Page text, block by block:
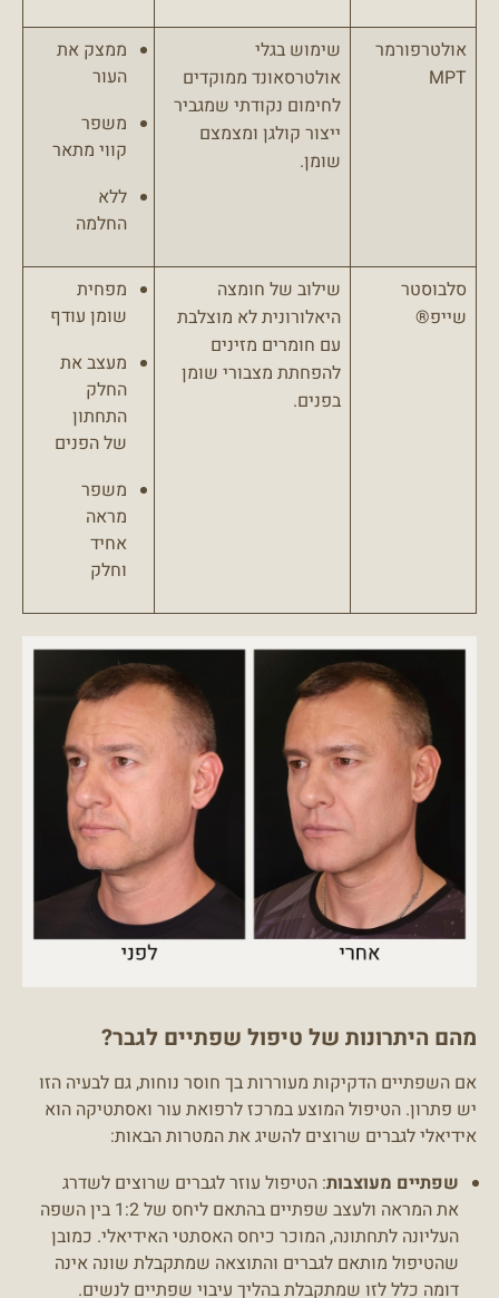
אולטרפורמר
MPT
שימוש בגלי
אולטרסאונד ממוקדים
לחימום נקודתי שמגביר
ייצור קולגן ומצמצם
שומן.
ממצק את
העור
משפר
קווי מתאר
ללא
החלמה
סלבוסטר
שייפ®
שילוב של חומצה
היאלורונית לא מוצלבת
עם חומרים מזינים
להפחתת מצבורי שומן
בפנים.
מפחית
שומן עודף
מעצב את
החלק
התחתון
של הפנים
משפר
מראה
אחיד
וחלק
מהם היתרונות של טיפול שפתיים לגבר?
אם השפתיים הדקיקות מעוררות בך חוסר נוחות, גם לבעיה הזו
יש פתרון. הטיפול המוצע במרכז לרפואת עור ואסתטיקה הוא
אידיאלי לגברים שרוצים להשיג את המטרות הבאות:
שפתיים מעוצבות: הטיפול עוזר לגברים שרוצים לשדרג
את המראה ולעצב שפתיים בהתאם ליחס של 1:2 בין השפה
העליונה לתחתונה, המוכר כיחס האסתטי האידיאלי. כמובן
שהטיפול מותאם לגברים והתוצאה שמתקבלת שונה אינה
דומה כלל לזו שמתקבלת בהליך עיבוי שפתיים לנשים.